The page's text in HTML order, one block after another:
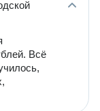
Всё